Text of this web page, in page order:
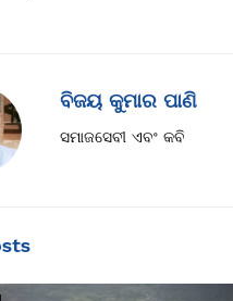
ବିଜୟ କୁମାର ପାଣି
ସମାଜସେବୀ ଏବଂ କବି